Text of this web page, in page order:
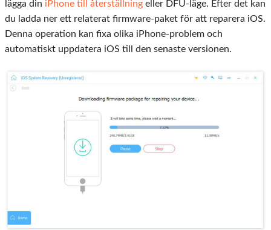
lägga din iPhone till återställning eller DFU-läge. Efter det kan
du ladda ner ett relaterat firmware-paket för att reparera iOS.
Denna operation kan fixa olika iPhone-problem och
automatiskt uppdatera iOS till den senaste versionen.